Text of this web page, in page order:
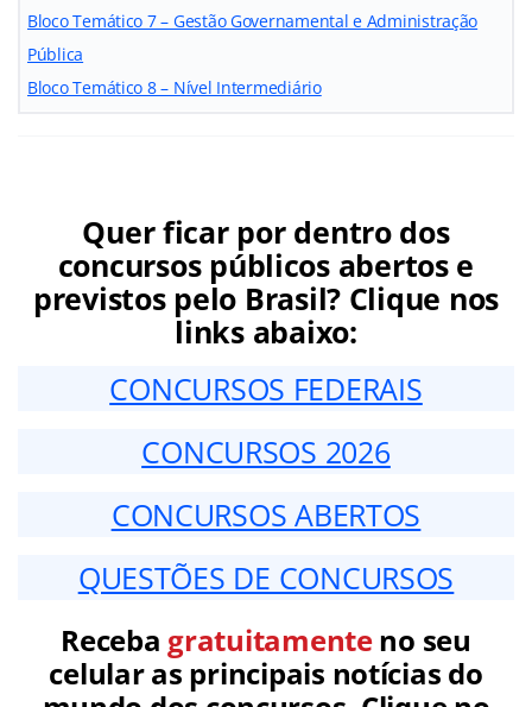
Bloco Temático 7 – Gestão Governamental e Administração
Pública
Bloco Temático 8 – Nível Intermediário
Quer ficar por dentro dos
concursos públicos abertos e
previstos pelo Brasil? Clique nos
links abaixo:
CONCURSOS FEDERAIS
CONCURSOS 2026
CONCURSOS ABERTOS
QUESTÕES DE CONCURSOS
Receba gratuitamenteno seu
celular as principais notícias do